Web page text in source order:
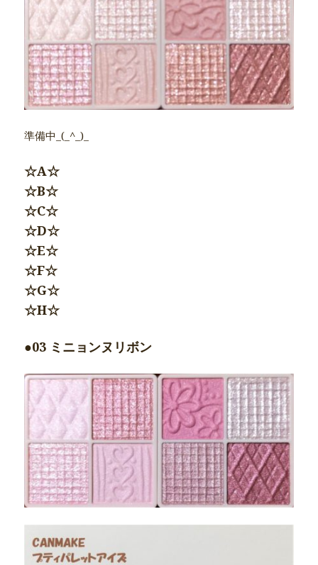
準備中_(_^_)_
☆A☆
☆B☆
☆C☆
☆D☆
☆E☆
☆F☆
☆G☆
☆H☆
●03 ミニョンヌリボン